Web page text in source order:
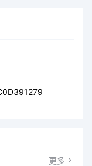
更多